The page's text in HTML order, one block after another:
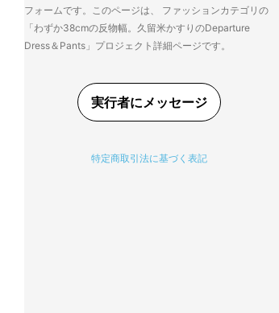
フォームです。このページは、 ファッションカテゴリの
「わずか38cmの反物幅。久留米かすりのDeparture
Dress＆Pants」プロジェクト詳細ページです。
実行者にメッセージ
特定商取引法に基づく表記